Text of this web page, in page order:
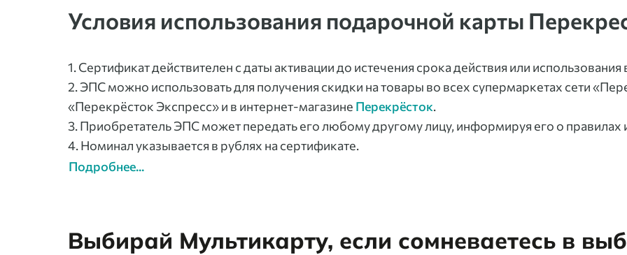
Условия использования подарочной карты
1. Сертификат действителен с даты активации до истечения срока действия или
2. ЭПС можно использовать для получения скидки на товары во всех супермаркетах сети
«Перекрёсток Экспресс» и в интернет-магазине Перекрёсток.
3. Приобретатель ЭПС может передать его любому другому лицу, информируя его о правилах
4. Номинал указывается в рублях на сертификате.
Подробнее...
Выбирай Мультикарту, если сомневаетесь в